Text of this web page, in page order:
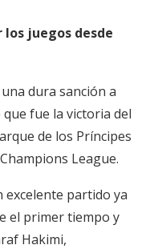
juegos desde
dura sanción a
fue la victoria del
de los Príncipes
League.
excelente partido ya
el primer tiempo y
Hakimi,